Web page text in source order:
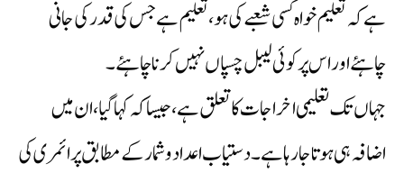
ہے کہ تعلیم خواہ کسی شعبے کی ہو، تعلیم ہے جس کی قدر کی جانی
چاہئے اور اس پر کوئی لیبل چسپاں نہیں کرنا چاہئے۔
جہاں تک تعلیمی اخراجات کا تعلق ہے، جیسا کہ کہا گیا، ان میں
اضافہ ہی ہوتا جارہا ہے۔ دستیاب اعدادوشمار کے مطابق پرائمری کی